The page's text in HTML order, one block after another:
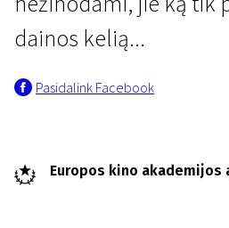
Sklando ore
dainos kelią...
Pasidalink Facebook
Europos kino akademijos